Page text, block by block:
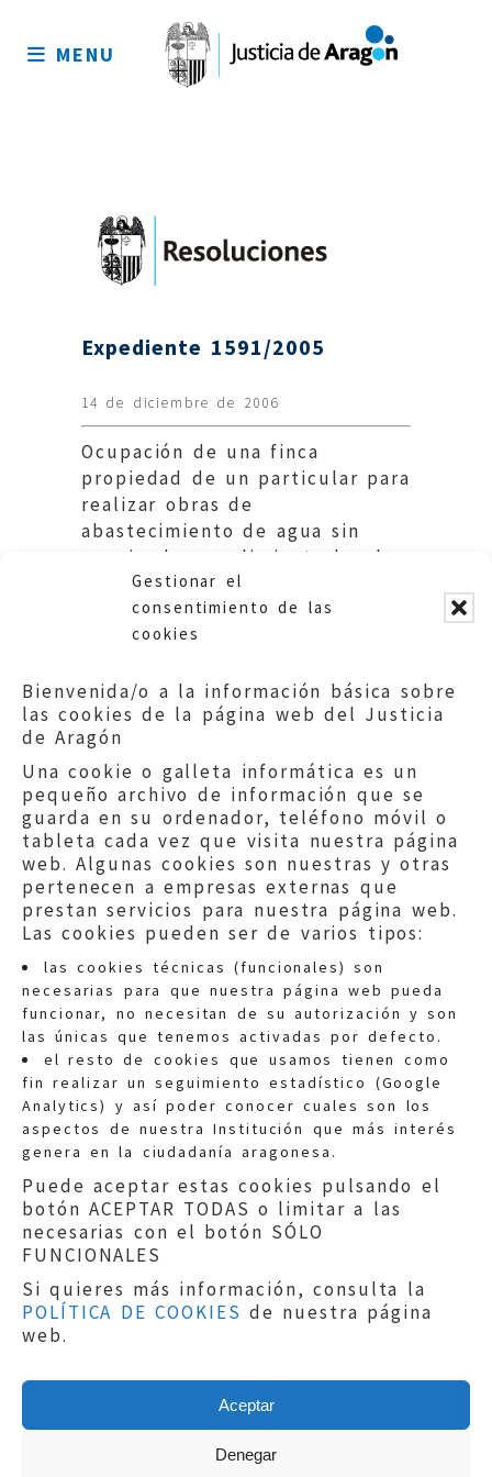
Gestionar el
consentimiento de las
cookies
Bienvenida/o a la información básica sobre
las cookies de la página web del Justicia
de Aragón
Una cookie o galleta informática es un
pequeño archivo de información que se
guarda en su ordenador, teléfono móvil o
tableta cada vez que visita nuestra página
web. Algunas cookies son nuestras y otras
pertenecen a empresas externas que
prestan servicios para nuestra página web.
Las cookies pueden ser de varios tipos:
las cookies técnicas (funcionales) son
necesarias para que nuestra página web pueda
funcionar, no necesitan de su autorización y son
las únicas que tenemos activadas por defecto.
el resto de cookies que usamos tienen como
fin realizar un seguimiento estadístico (Google
Analytics) y así poder conocer cuales son los
aspectos de nuestra Institución que más interés
genera en la ciudadanía aragonesa.
Puede aceptar estas cookies pulsando el
botón ACEPTAR TODAS o limitar a las
necesarias con el botón SÓLO
FUNCIONALES
Si quieres más información, consulta la
POLÍTICA DE COOKIES de nuestra página
web.
Aceptar
Denegar
sitio
MENU
Expediente 1591/2005
14 de diciembre de 2006
Ocupación de una finca
propiedad de un particular para
realizar obras de
abastecimiento de agua sin
seguir el procedimiento legal.
Ayuntamiento de Zaragoza.
Quejas:quejas@eljusticiadearagon.es
Información general:
informacion@eljusticiadearagon.es
Teléfonos:900 210 210/
Aviso legal|Política de privacidad|
Protección de Datos
Política de cookies
Copyright © 2019El Justicia de Aragón|
Sephor Consulting